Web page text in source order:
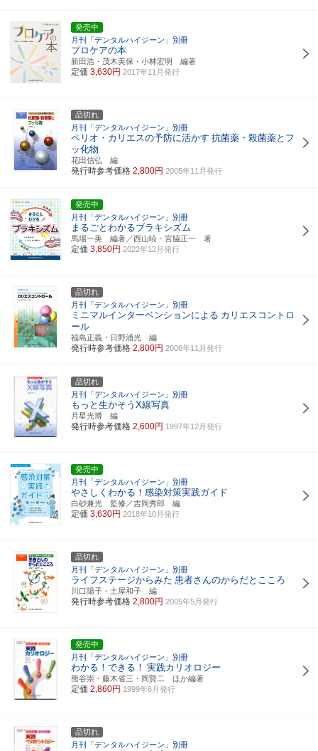
発売中
月刊「デンタルハイジーン」別冊
プロケアの本
新田浩・茂木美保・小林宏明 編著
定価 3,630円 2017年11月発行
品切れ
月刊「デンタルハイジーン」別冊
ペリオ・カリエスの予防に活かす 抗菌薬・殺菌薬とフ
ッ化物
花田信弘 編
発行時参考価格 2,800円 2005年11月発行
発売中
月刊「デンタルハイジーン」別冊
まるごとわかるブラキシズム
馬場一美 編著／西山暁・宮脇正一 著
定価 3,850円 2022年12月発行
品切れ
月刊「デンタルハイジーン」別冊
ミニマルインターベンションによる カリエスコントロ
ール
福島正義・日野浦光 編
発行時参考価格 2,800円 2006年11月発行
品切れ
月刊「デンタルハイジーン」別冊
もっと生かそうX線写真
月星光博 編
発行時参考価格 2,600円 1997年12月発行
発売中
月刊「デンタルハイジーン」別冊
やさしくわかる！感染対策実践ガイド
白砂兼光 監修／吉岡秀郎 編
定価 3,630円 2018年10月発行
品切れ
月刊「デンタルハイジーン」別冊
ライフステージからみた 患者さんのからだとこころ
川口陽子・土屋和子 編
発行時参考価格 2,800円 2005年5月発行
発売中
月刊「デンタルハイジーン」別冊
わかる！できる！ 実践カリオロジー
熊谷崇・藤木省三・岡賢二 ほか編著
定価 2,860円 1999年6月発行
品切れ
月刊「デンタルハイジーン」別冊